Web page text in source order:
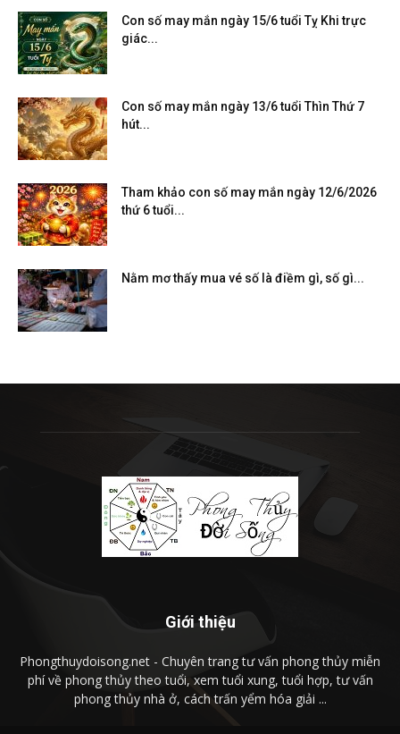
Con số may mắn ngày 15/6 tuổi Tỵ Khi trực
giác...
Con số may mắn ngày 13/6 tuổi Thìn Thứ 7
hút...
Tham khảo con số may mắn ngày 12/6/2026
thứ 6 tuổi...
Nằm mơ thấy mua vé số là điềm gì, số gì...
Giới thiệu
Phongthuydoisong.net - Chuyên trang tư vấn phong thủy miễn
phí về phong thủy theo tuổi, xem tuổi xung, tuổi hợp, tư vấn
phong thủy nhà ở, cách trấn yểm hóa giải ...